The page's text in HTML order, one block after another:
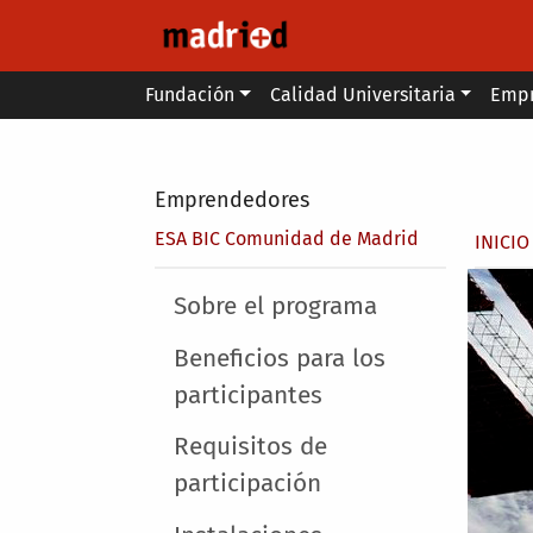
Main menu
Fundación Calidad Universitaria
Emprendedores
ESA BIC Comunidad de Madrid INICIO
Main menu
Sobre el programa
Beneficios para los
participantes
Requisitos de
participación